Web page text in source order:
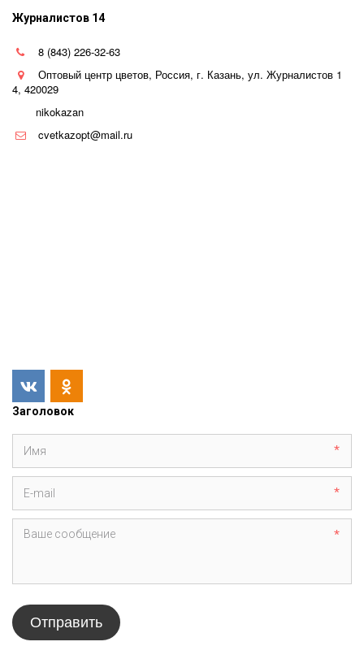
Журналистов 14
8 (843) 226-32-63
Оптовый центр цветов, Россия, г. Казань, ул. Журналистов 1
4, 420029
nikokazan
cvetkazopt@mail.ru
Заголовок
*
*
*
Отправить